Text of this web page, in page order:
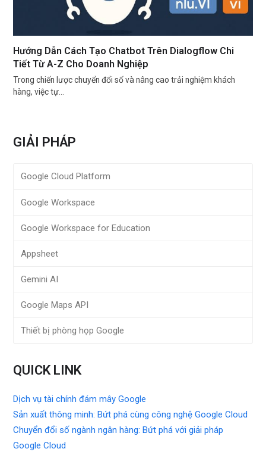
Hướng Dẫn Cách Tạo Chatbot Trên Dialogflow Chi
Tiết Từ A-Z Cho Doanh Nghiệp
Trong chiến lược chuyển đổi số và nâng cao trải nghiệm khách
hàng, việc tự…
GIẢI PHÁP
Google Cloud Platform
Google Workspace
Google Workspace for Education
Appsheet
Gemini AI
Google Maps API
Thiết bị phòng họp Google
QUICK LINK
Dịch vụ tài chính đám mây Google
Sản xuất thông minh: Bứt phá cùng công nghệ Google Cloud
Chuyển đổi số ngành ngân hàng: Bứt phá với giải pháp
Google Cloud